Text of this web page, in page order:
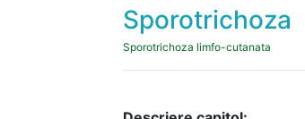
Sporotrichoza
Sporotrichoza limfo-cutanata